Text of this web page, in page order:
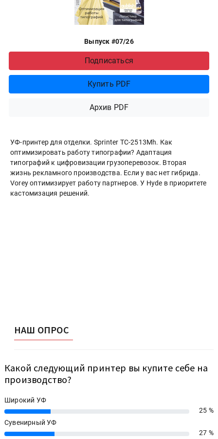
Выпуск #07/26
Подписаться
Купить PDF
Архив PDF
УФ-принтер для отделки. Sprinter ТС-2513Mh. Как
оптимизировать работу типографии? Адаптация
типографий к цифровизации грузоперевозок. Вторая
жизнь рекламного производства. Если у вас нет гибрида.
Vorey оптимизирует работу партнеров. У Hyde в приоритете
кастомизация решений.
НАШ ОПРОС
Какой следующий принтер вы купите себе на
производство?
Широкий УФ
25%
25 %
Сувенирный УФ
27%
27 %